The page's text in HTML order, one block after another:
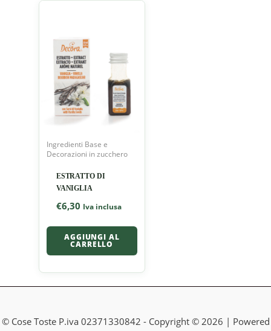
Ingredienti Base e
Decorazioni in zucchero
ESTRATTO DI
VANIGLIA
€6,30 Iva inclusa
AGGIUNGI AL
CARRELLO
© Cose Toste P.iva 02371330842 - Copyright © 2026 | Powered